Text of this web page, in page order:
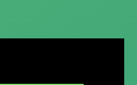
their CMP to add